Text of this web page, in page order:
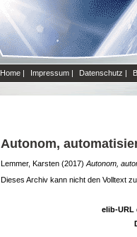
Home | Impressum | Datenschutz |
Autonom,
Lemmer, Karsten (2017) Autonom,
Dieses Archiv kann nicht den Volltext
elib-URL